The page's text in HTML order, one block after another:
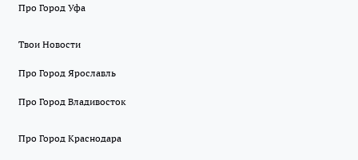
Про Город Уфа
Твои Новости
Про Город Ярославль
Про Город Владивосток
Про Город Краснодара